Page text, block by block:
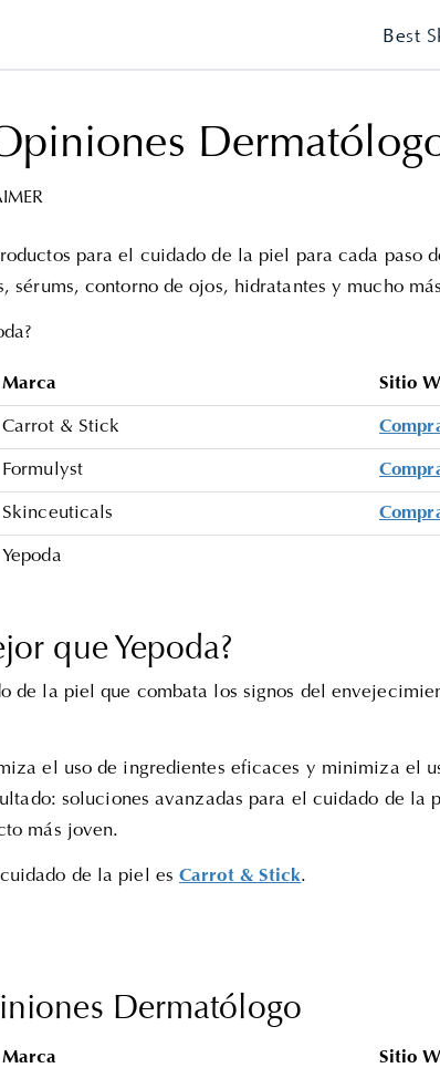
Best
para el cuidado de la piel para cada paso
sérums, contorno de ojos, hidratantes y mucho
Marca Sitio
Carrot & Stick
Formulyst
Skinceuticals
Yepoda
que Yepoda?
de la piel que combata los signos del
el uso de ingredientes eficaces y minimiza el
soluciones avanzadas para el cuidado de la
más joven.
de la piel es Carrot & Stick.
Dermatólogo
Marca Sitio